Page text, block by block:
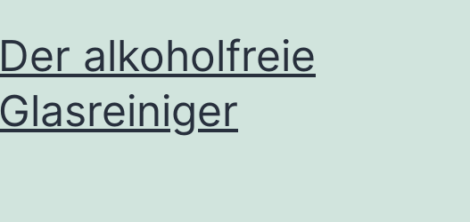
Der alkoholfreie
Glasreiniger